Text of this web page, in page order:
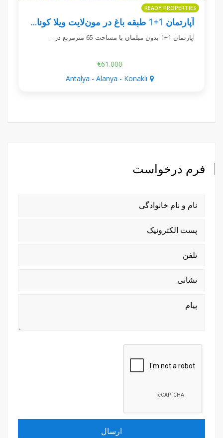
READY PROPERTIES
آپارتمان 1+1 طبقه باغ در مون‌لایت ویلا کوناکلی
آپارتمان 1+1 بدون مبلمان با مساحت 65 مترمربع در…
€61.000
Antalya - Alanya - Konaklı
فرم درخواست